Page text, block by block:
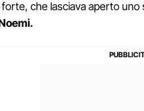
che lasciava aperto uno